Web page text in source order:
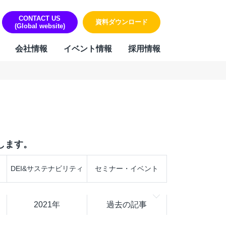
CONTACT US
(Global website)
資料ダウンロード
会社情報 イベント情報 採用情報
代行（RPO）
キスト分類
す。
DEI&サステナビリティ セミナー・イベント
2021年 過去の記事